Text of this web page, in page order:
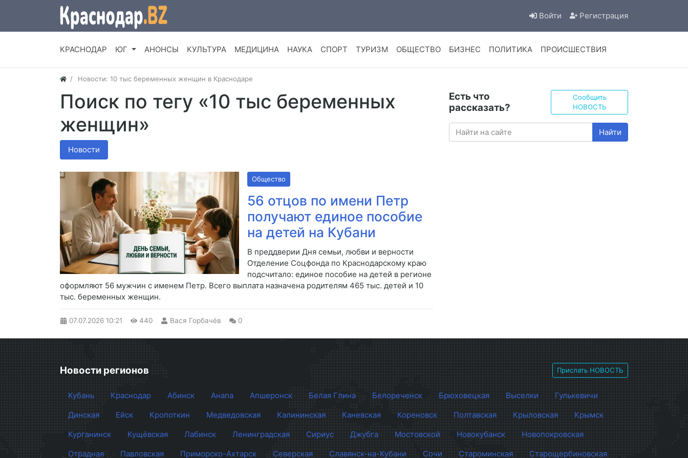
Войти Регистрация
КРАСНОДАР ЮГ АНОНСЫ КУЛЬТУРА МЕДИЦИНА НАУКА СПОРТ ТУРИЗМ ОБЩЕСТВО БИЗНЕС ПОЛИТИКА ПРОИСШЕСТВИЯ
Новости: 10 тыс беременных женщин в Краснодаре
Поиск по тегу «10 тыс беременных
женщин»
Новости
Общество
56 отцов по имени Петр
получают единое пособие
на детей на Кубани
В преддверии Дня семьи, любви и верности
Отделение Соцфонда по Краснодарскому краю
подсчитало: единое пособие на детей в регионе
оформляют 56 мужчин с именем Петр. Всего выплата назначена родителям 465 тыс. детей и 10
тыс. беременных женщин.
07.07.2026 10:21 440 Вася Горбачёв 0
Есть что
рассказать?
Сообщить
НОВОСТЬ
Найти
Новости регионов Прислать НОВОСТЬ
Кубань Краснодар Абинск Анапа Апшеронск Белая Глина Белореченск Брюховецкая Выселки
Гулькевичи
Динская
Ейск Кропоткин Медведовская Калининская Каневская Кореновск Полтавская Крыловская
Крымск
Курганинск
Кущёвская Лабинск Ленинградская Сириус Джубга Мостовской Новокубанск
Новопокровская
Отрадная
Павловская Приморско-Ахтарск Северская Славянск-на-Кубани Сочи Староминская Старощербиновская